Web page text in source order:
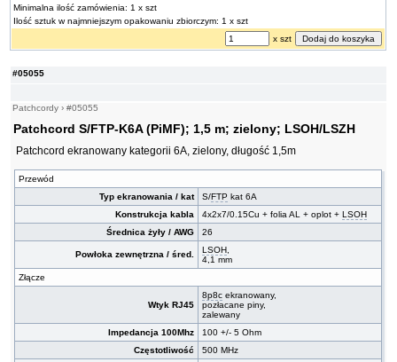
#05055
Patchcordy ›#05055
Patchcord S/FTP-K6A (PiMF); 1,5 m; zielony; LSOH/LSZH
Patchcord ekranowany kategorii 6A, zielony, długość 1,5m
Przewód
Typ ekranowania / kat
S/FTP kat 6A
Konstrukcja kabla
4x2x7/0.15Cu + folia AL + oplot +LSOH
Średnica żyły / AWG
26
Powłoka zewnętrzna / śred. LSOH,
4,1 mm
Złącze
Wtyk RJ45
8p8c ekranowany,
pozłacane piny,
zalewany
Impedancja 100Mhz
100 +/- 5 Ohm
Częstotliwość
500 MHz
Minimalna ilość zamówienia: 1 x szt
Ilość sztuk w najmniejszym opakowaniu zbiorczym: 1 x szt
x szt